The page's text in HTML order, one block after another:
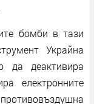
бомби в тази
Украйна
да деактивира
електронните